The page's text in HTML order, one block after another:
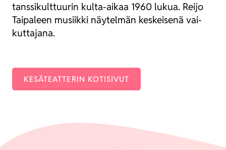
tans­si­kult­tuu­rin kul­ta-aikaa 1960 lukua. Rei­jo
Tai­pa­leen musiik­ki näy­tel­män kes­kei­se­nä vai­
kut­ta­ja­na.
KESÄ­TEAT­TE­RIN KOTI­SI­VUT